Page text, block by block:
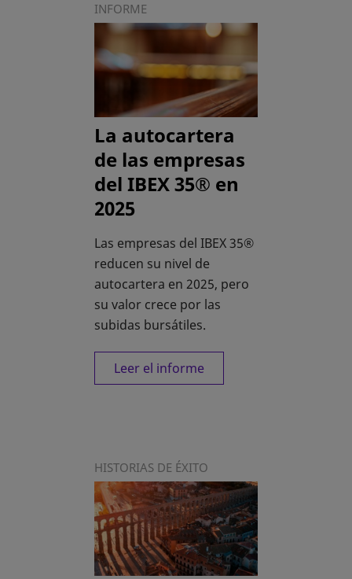
INFORME
La autocartera
de las empresas
del IBEX 35® en
2025
Las empresas del IBEX 35®
reducen su nivel de
autocartera en 2025, pero
su valor crece por las
subidas bursátiles.
Leer el informe
HISTORIAS DE ÉXITO